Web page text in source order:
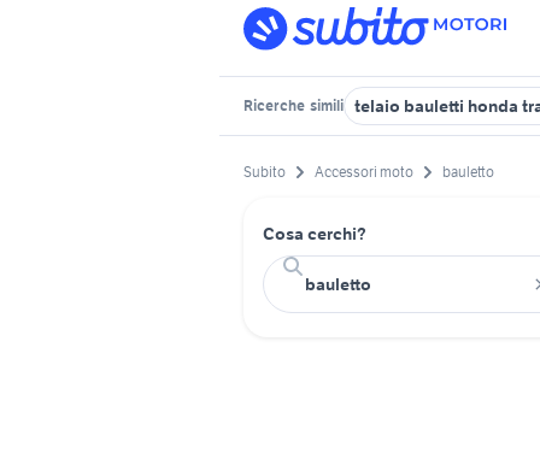
Ricerche simili telaio bauletti honda
Subito Accessori moto bauletto
Cosa cerchi?